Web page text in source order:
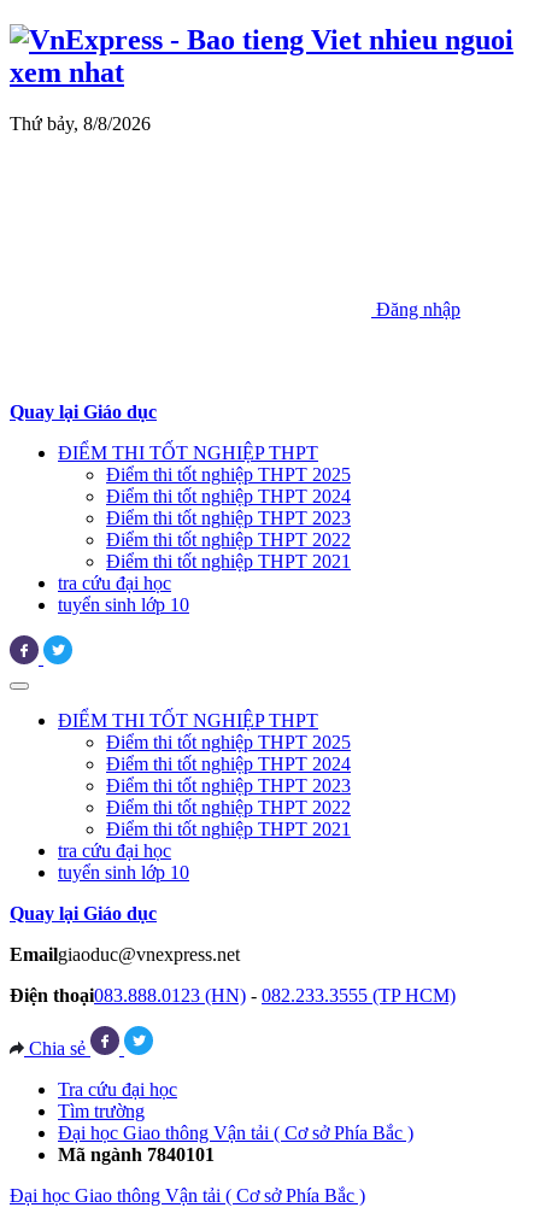
Thứ bảy, 8/8/2026
Đăng nhập
Quay lại Giáo dục
ĐIỂM THI TỐT NGHIỆP THPT
Điểm thi tốt nghiệp THPT 2025
Điểm thi tốt nghiệp THPT 2024
Điểm thi tốt nghiệp THPT 2023
Điểm thi tốt nghiệp THPT 2022
Điểm thi tốt nghiệp THPT 2021
tra cứu đại học
tuyển sinh lớp 10
ĐIỂM THI TỐT NGHIỆP THPT
Điểm thi tốt nghiệp THPT 2025
Điểm thi tốt nghiệp THPT 2024
Điểm thi tốt nghiệp THPT 2023
Điểm thi tốt nghiệp THPT 2022
Điểm thi tốt nghiệp THPT 2021
tra cứu đại học
tuyển sinh lớp 10
Quay lại Giáo dục
Emailgiaoduc@vnexpress.net
Điện thoại083.888.0123 (HN) - 082.233.3555 (TP HCM)
Chia sẻ
Tra cứu đại học
Tìm trường
Đại học Giao thông Vận tải ( Cơ sở Phía Bắc )
Mã ngành 7840101
Đại học Giao thông Vận tải ( Cơ sở Phía Bắc )